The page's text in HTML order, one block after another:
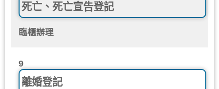
死亡、死亡宣告登記
臨櫃辦理
9
離婚登記